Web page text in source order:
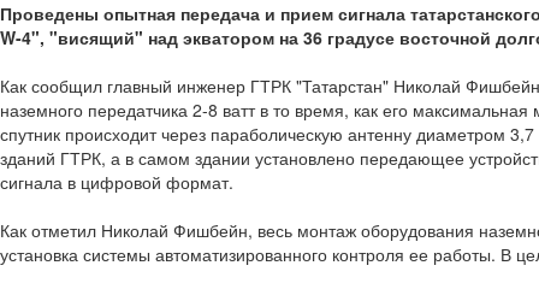
Проведены опытная передача и прием сигнала
W-4", "висящий" над экватором на 36 градусе восточной
Как сообщил главный инженер ГТРК "Татарстан" Николай
наземного передатчика 2-8 ватт в то время, как его
спутник происходит через параболическую антенну диаметром
зданий ГТРК, а в самом здании установлено передающее
сигнала в цифровой формат.
Как отметил Николай Фишбейн, весь монтаж оборудования
установка системы автоматизированного контроля ее работы. В